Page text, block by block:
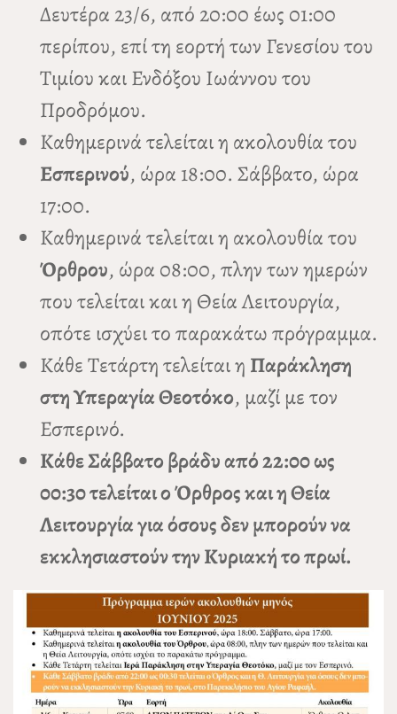
Δευτέρα 23/6, από 20:00 έως 01:00
περίπου, επί τη εορτή των Γενεσίου του
Τιμίου και Ενδόξου Ιωάννου του
Προδρόμου.
Καθημερινά τελείται η ακολουθία του
Εσπερινού, ώρα 18:00. Σάββατο, ώρα
17:00.
Καθημερινά τελείται η ακολουθία του
Όρθρου, ώρα 08:00, πλην των ημερών
που τελείται και η Θεία Λειτουργία,
οπότε ισχύει το παρακάτω πρόγραμμα.
Κάθε Τετάρτη τελείται η Παράκληση
στη Υπεραγία Θεοτόκο, μαζί με τον
Εσπερινό.
Κάθε Σάββατο βράδυ από 22:00 ως
00:30 τελείται ο Όρθρος και η Θεία
Λειτουργία για όσους δεν μπορούν να
εκκλησιαστούν την Κυριακή το πρωί.